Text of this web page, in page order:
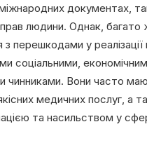
документах,
людини. Однак, багато
перешкодами у реалізації
соціальними,
чинниками. Вони часто
медичних послуг, а
та насильством у